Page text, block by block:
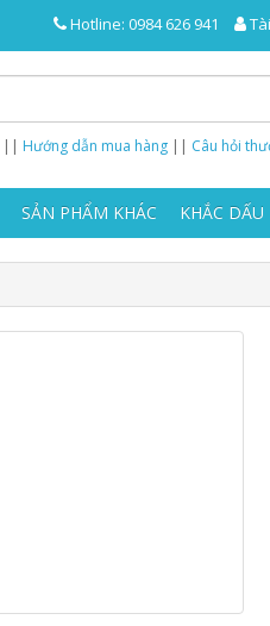
Hotline: 0984 626 941
|| Hướng dẫn mua hàng || Câu hỏi
SẢN PHẨM KHÁC KHẮC DẤU